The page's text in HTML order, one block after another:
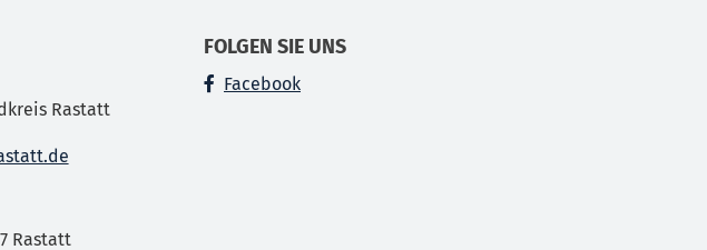
Rastatt
Rastatt
FOLGEN SIE UNS
Facebook